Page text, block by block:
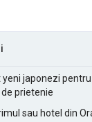
japonezi
prietenie
sau hotel din